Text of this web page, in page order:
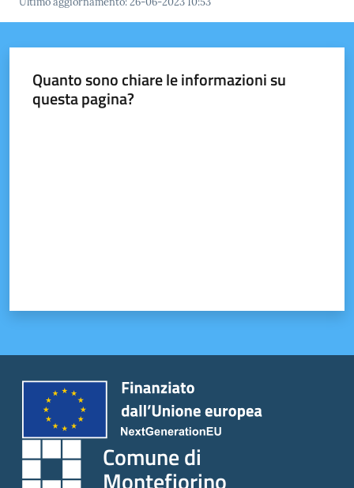
argomenti...
Seguici
Quanto sono chiare le informazioni su
questa pagina?
Comune di